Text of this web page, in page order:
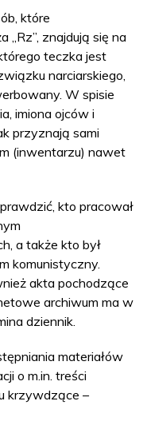
które
„Rz”, znajdują się na
teczka jest
narciarskiego,
W spisie
imiona ojców i
przyznają sami
(inwentarzu) nawet
kto pracował
a także kto był
komunistyczny.
akta pochodzące
archiwum ma w
dziennik.
materiałów
o m.in. treści
krzywdzące –